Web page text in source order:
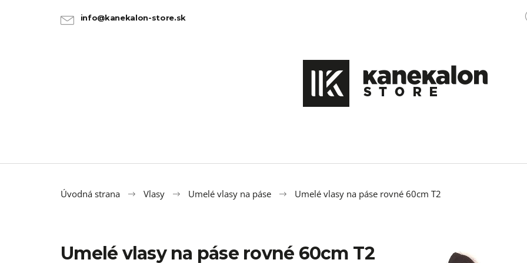
info@kanekalon-store.sk
Úvodná strana Vlasy Umelé vlasy na páse Umelé vlasy na páse rovné 60cm T2
Umelé vlasy na páse rovné 60cm T2
SPÄŤ
SPÄŤ
Čo potrebujete nájsť?
100% JUMBO BRAID KANEKALON
100% EZ KANEKALON M47
OZDOBA DO